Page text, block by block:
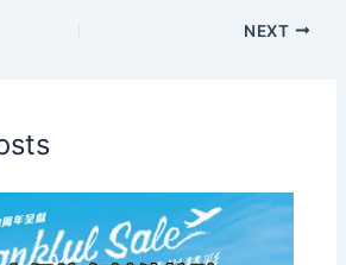
NEXT